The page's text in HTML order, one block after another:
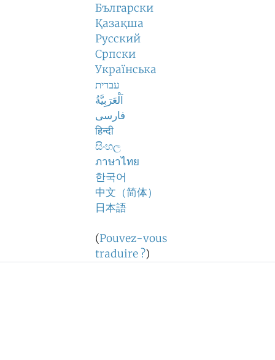
Български
Қазақша
Русский
Српски
Українська
עברית
اَلْعَرَبِيَّةُ
فارسی
हिन्दी
සිංහල
ภาษาไทย
한국어
中文（简体）
日本語
(Pouvez-vous
traduire ?)